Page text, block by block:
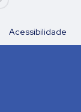
Acessibilidade